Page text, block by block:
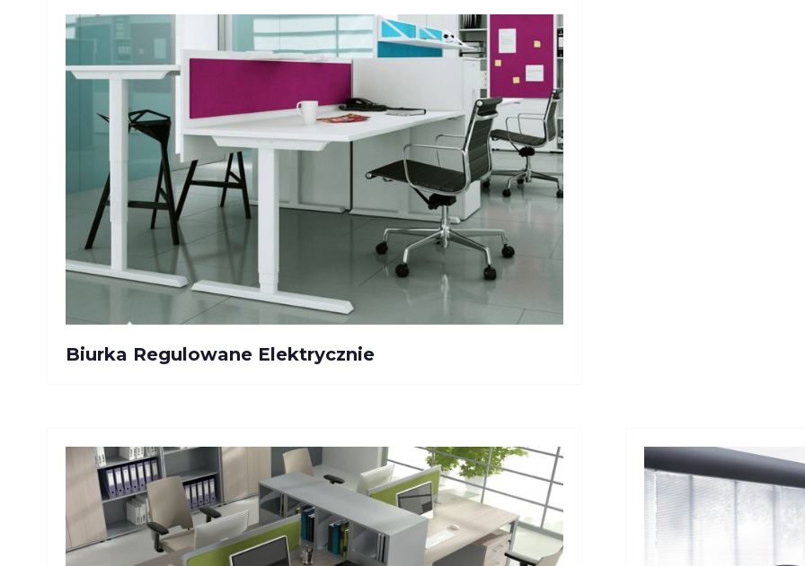
Krzesła
Konferencyjne
Stoły Składane i
Mobilne
Krzesła
Audytoryjne
Krzesła do
HoReCa
Stoły do Kawiarni
i HoReCa
Meble
Outdoorowe
Ławki
Systemy do
Poczekalni
Biurka Regulowane Elektrycznie